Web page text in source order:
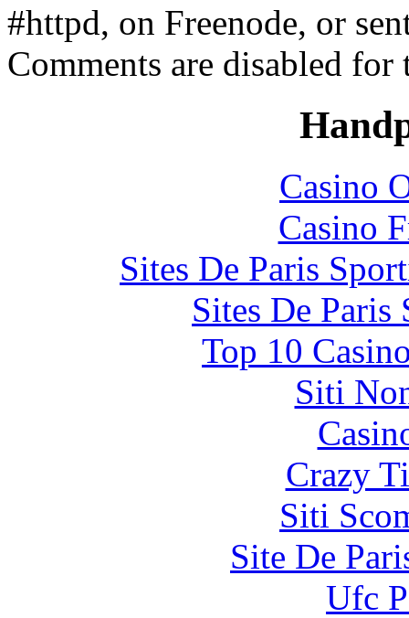
#httpd, on Freenode, or
Comments are disabled for
Casino
Casino
Sites De Paris
Sites De
Top 10
Siti
Crazy
Siti
Site De
Ufc